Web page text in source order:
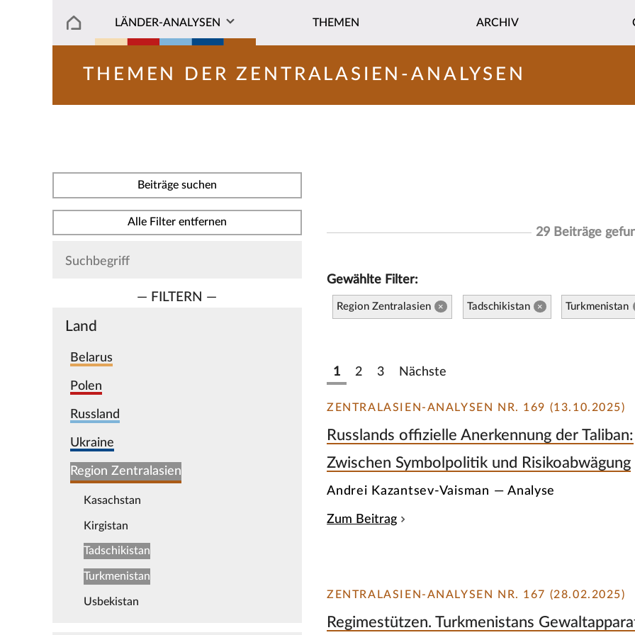
LÄNDER-ANALYSEN THEMEN ARCHIV
THEMEN DER ZENTRALASIEN-ANALYSEN
Beiträge suchen
Alle Filter entfernen
— FILTERN —
Land
Belarus
Polen
Russland
Ukraine
Region Zentralasien
Kasachstan
Kirgistan
Tadschikistan
Turkmenistan
Usbekistan
29 Beiträge
Gewählte Filter:
Region Zentralasien × Tadschikistan × Turkmenistan
1 2 3 Nächste
ZENTRALASIEN-ANALYSEN NR. 169 (13.10.2025)
Russlands offizielle Anerkennung der Taliban:
Zwischen Symbolpolitik und Risikoabwägung
Andrei Kazantsev-Vaisman — Analyse
Zum Beitrag
ZENTRALASIEN-ANALYSEN NR. 167 (28.02.2025)
Regimestützen. Turkmenistans